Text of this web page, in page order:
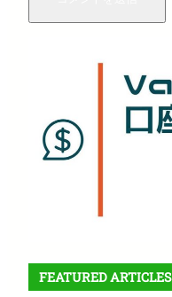
FEATURED ARTICLES